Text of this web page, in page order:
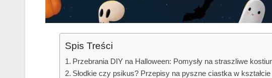
Spis Treści
Przebrania DIY na Halloween: Pomysły na straszliwe
Słodkie czy psikus? Przepisy na pyszne ciastka w kształcie